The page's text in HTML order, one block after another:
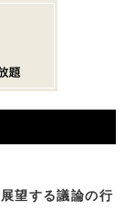
望する議論の行